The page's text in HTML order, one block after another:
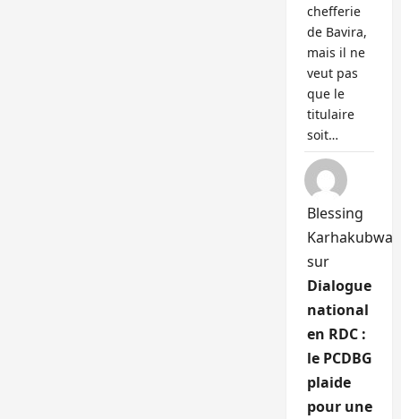
chefferie
de Bavira,
mais il ne
veut pas
que le
titulaire
soit…
Blessing
Karhakubwa
sur
Dialogue
national
en RDC :
le PCDBG
plaide
pour une